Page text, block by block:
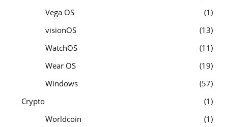
Vega OS
1
visionOS
13
WatchOS
11
Wear OS
19
Windows
57
Crypto
1
Worldcoin
1